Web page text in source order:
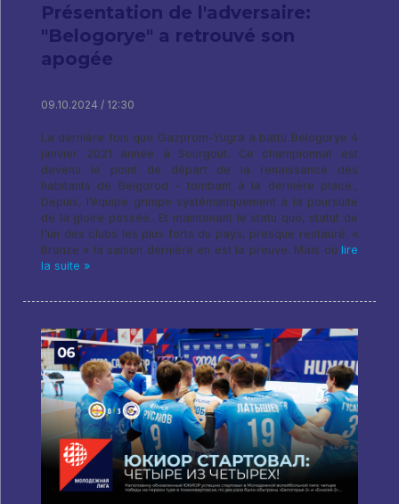
Présentation de l'adversaire:
"Belogorye" a retrouvé son
apogée
09.10.2024 / 12:30
La dernière fois que Gazprom-Yugra a battu Belogorye 4
janvier 2021 année à Sourgout. Ce championnat est
devenu le point de départ de la renaissance des
habitants de Belgorod - tombant à la dernière place.,
Depuis, l’équipe grimpe systématiquement à la poursuite
de la gloire passée.. Et maintenant le statu quo, statut de
l'un des clubs les plus forts du pays, presque restauré. «
Bronze » la saison dernière en est la preuve. Mais où lire
la suite »